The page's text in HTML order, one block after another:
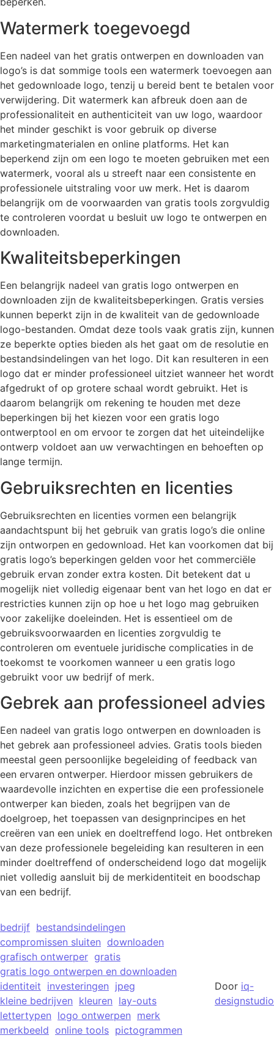
Watermerk toegevoegd
Een nadeel van het gratis ontwerpen en downloaden van
logo’s is dat sommige tools een watermerk toevoegen aan
het gedownloade logo, tenzij u bereid bent te betalen voor
verwijdering. Dit watermerk kan afbreuk doen aan de
professionaliteit en authenticiteit van uw logo, waardoor
het minder geschikt is voor gebruik op diverse
marketingmaterialen en online platforms. Het kan
beperkend zijn om een logo te moeten gebruiken met een
watermerk, vooral als u streeft naar een consistente en
professionele uitstraling voor uw merk. Het is daarom
belangrijk om de voorwaarden van gratis tools zorgvuldig
te controleren voordat u besluit uw logo te ontwerpen en
downloaden.
Kwaliteitsbeperkingen
Een belangrijk nadeel van gratis logo ontwerpen en
downloaden zijn de kwaliteitsbeperkingen. Gratis versies
kunnen beperkt zijn in de kwaliteit van de gedownloade
logo-bestanden. Omdat deze tools vaak gratis zijn, kunnen
ze beperkte opties bieden als het gaat om de resolutie en
bestandsindelingen van het logo. Dit kan resulteren in een
logo dat er minder professioneel uitziet wanneer het wordt
afgedrukt of op grotere schaal wordt gebruikt. Het is
daarom belangrijk om rekening te houden met deze
beperkingen bij het kiezen voor een gratis logo
ontwerptool en om ervoor te zorgen dat het uiteindelijke
ontwerp voldoet aan uw verwachtingen en behoeften op
lange termijn.
Gebruiksrechten en licenties
Gebruiksrechten en licenties vormen een belangrijk
aandachtspunt bij het gebruik van gratis logo’s die online
zijn ontworpen en gedownload. Het kan voorkomen dat bij
gratis logo’s beperkingen gelden voor het commerciële
gebruik ervan zonder extra kosten. Dit betekent dat u
mogelijk niet volledig eigenaar bent van het logo en dat er
restricties kunnen zijn op hoe u het logo mag gebruiken
voor zakelijke doeleinden. Het is essentieel om de
gebruiksvoorwaarden en licenties zorgvuldig te
controleren om eventuele juridische complicaties in de
toekomst te voorkomen wanneer u een gratis logo
gebruikt voor uw bedrijf of merk.
Gebrek aan professioneel advies
Een nadeel van gratis logo ontwerpen en downloaden is
het gebrek aan professioneel advies. Gratis tools bieden
meestal geen persoonlijke begeleiding of feedback van
een ervaren ontwerper. Hierdoor missen gebruikers de
waardevolle inzichten en expertise die een professionele
ontwerper kan bieden, zoals het begrijpen van de
doelgroep, het toepassen van designprincipes en het
creëren van een uniek en doeltreffend logo. Het ontbreken
van deze professionele begeleiding kan resulteren in een
minder doeltreffend of onderscheidend logo dat mogelijk
niet volledig aansluit bij de merkidentiteit en boodschap
van een bedrijf.
bedrijf bestandsindelingen
compromissen sluiten downloaden
grafisch ontwerper gratis
gratis logo ontwerpen en downloaden
identiteit investeringen jpeg
kleine bedrijven kleuren lay-outs
lettertypen logo ontwerpen merk
merkbeeld online tools pictogrammen
Door iq-
designstudio